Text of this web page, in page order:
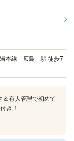
本線「広島」駅 徒歩7
＆有人管理で初めて
き！